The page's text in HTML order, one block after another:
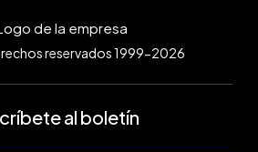
reservados 1999-2026
al boletín